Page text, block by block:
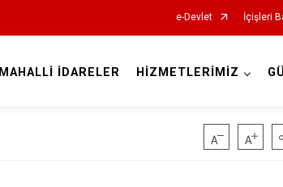
e-Devlet İçişleri
MAHALLİ İDARELER HİZMETLERİMİZ